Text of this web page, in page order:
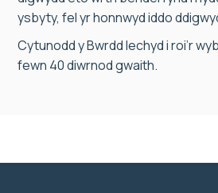
ysbyty, fel yr honnwyd iddo
Cytunodd y Bwrdd Iechyd i roi’r
fewn 40 diwrnod gwaith.